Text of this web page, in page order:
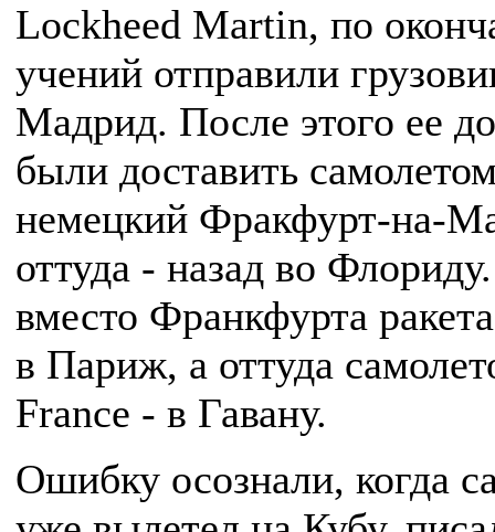
Lockheed Martin, по
учений отправили
Мадрид. После этого ее
были доставить
немецкий Фракфурт-на-
оттуда - назад во
вместо Франкфурта
в Париж, а оттуда
France - в Гавану.
Ошибку осознали, когда